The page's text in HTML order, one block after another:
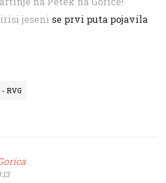
jeseni se prvi puta pojavila
RVG